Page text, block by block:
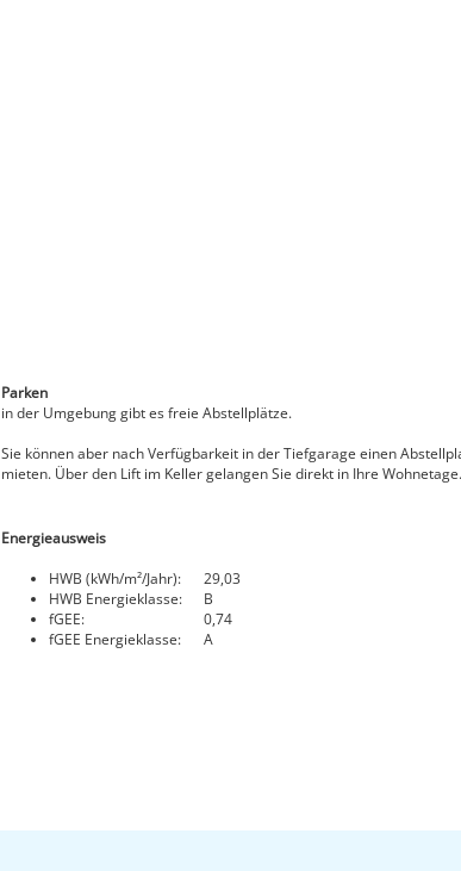
Parken
in der Umgebung gibt es freie Abstellplätze.
Sie können aber nach Verfügbarkeit in der Tiefgarage einen
mieten. Über den Lift im Keller gelangen Sie direkt in Ihre
Energieausweis
HWB (kWh/m²/Jahr):
29,03
HWB Energieklasse:
B
fGEE:
0,74
fGEE Energieklasse:
A